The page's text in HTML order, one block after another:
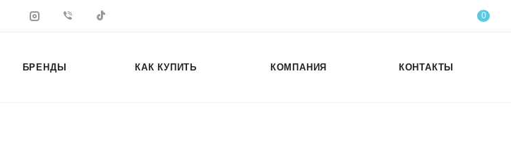
0
БРЕНДЫ КАК КУПИТЬ КОМПАНИЯ КОНТАКТЫ